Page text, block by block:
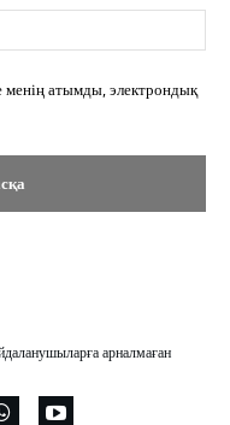
менің атымды, электрондық
арналмаған